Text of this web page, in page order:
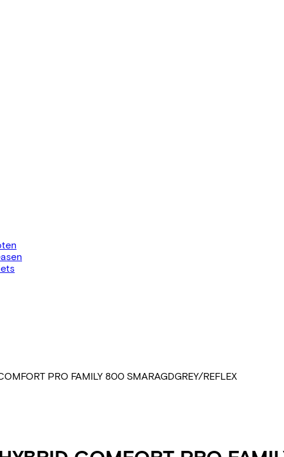
PRO FAMILY 800 SMARAGDGREY/REFLEX